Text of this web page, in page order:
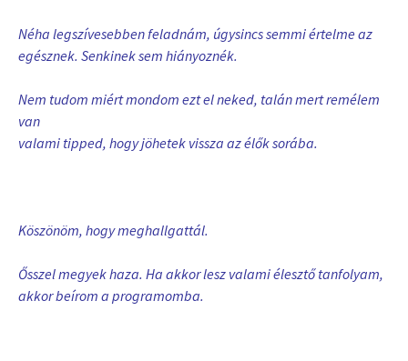
Néha legszívesebben feladnám, úgysincs semmi értelme az
egésznek. Senkinek sem hiányoznék.
Nem tudom miért mondom ezt el neked, talán mert remélem
van
valami tipped, hogy jöhetek vissza az élők sorába.
Köszönöm, hogy meghallgattál.
Ősszel megyek haza. Ha akkor lesz valami élesztő tanfolyam,
akkor beírom a programomba.